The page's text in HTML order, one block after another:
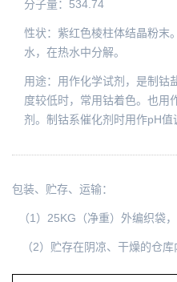
分子量：534.74
性状：紫红色棱柱体结晶粉末
水，在热水中分解。
用途：用作化学试剂，是制钴
度较低时，常用钴着色。也用
剂。制钴系催化剂时用作pH值
包装、贮存、运输：
（1）25KG（净重）外编织袋
（2）贮存在阴凉、干燥的仓库